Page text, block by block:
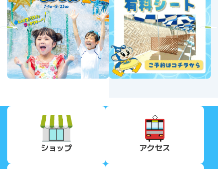
Next
ショップ アクセス